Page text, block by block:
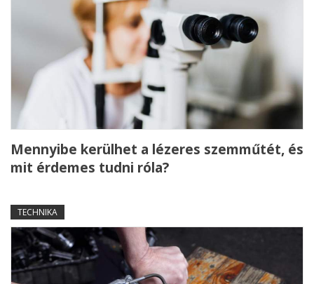
Mennyibe kerülhet a lézeres szemműtét, és
mit érdemes tudni róla?
TECHNIKA